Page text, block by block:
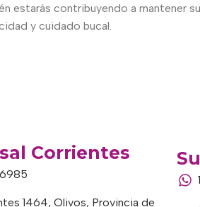
contribuyendo a mantener
y cuidado bucal.
Corrientes
1464, Olivos, Provincia de